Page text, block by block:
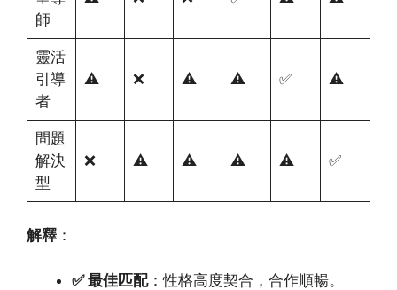
師
靈活
引導
者
⚠️ ❌ ⚠️ ⚠️ ✅ ⚠️
問題
解決
型
❌ ⚠️ ⚠️ ⚠️ ⚠️ ✅
解釋 ：
✅ 最佳匹配：性格高度契合，合作順暢。